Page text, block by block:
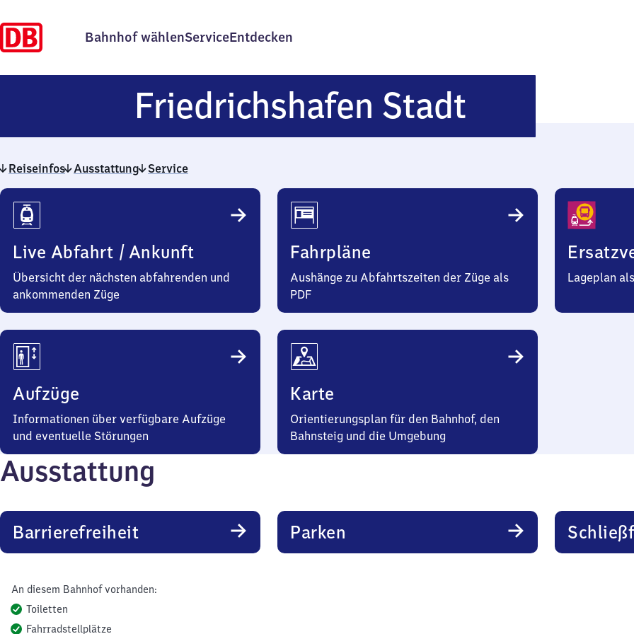
Bahnhof wählenServiceEntdecken
Friedrichshafen Stadt
Stadt
Reiseinfos Ausstattung Service
Reiseinfos
Live Abfahrt / Ankunft
Übersicht der nächsten abfahrenden und
ankommenden Züge
Fahrpläne
Aushänge zu Abfahrtszeiten der Züge als
PDF
Lageplan
Aufzüge
Informationen über verfügbare Aufzüge
und eventuelle Störungen
Karte
Orientierungsplan für den Bahnhof, den
Bahnsteig und die Umgebung
Ausstattung
Barrierefreiheit Parken
An diesem Bahnhof vorhanden:
Toiletten
Fahrradstellplätze